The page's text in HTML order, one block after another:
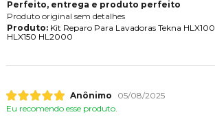
Perfeito, entrega e produto perfeito
Produto original sem detalhes
Produto:Kit Reparo Para Lavadoras Tekna HLX100
HLX150 HL2000
Anônimo
05/08/2025
Eu recomendo esse produto.